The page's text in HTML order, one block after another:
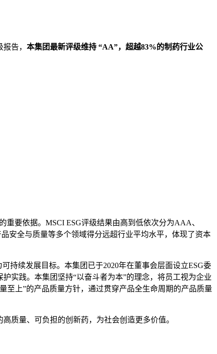
告， 本集团最新评级维持 “AA”，超越83%的制药行业公
重要依据。 MSCI ESG评级结果由高到低依次分为AAA、
安全与质量等多个领域得分远超行业平均水平，体现了资本
可持续发展目标。本集团已于2020年在董事会层面设立ESG委
实践。本集团坚持“以奋斗者为本”的理念，将员工视为企业
至上”的产品质量方针，通过贯穿产品全生命周期的产品质量
质量、可负担的创新药，为社会创造更多价值。